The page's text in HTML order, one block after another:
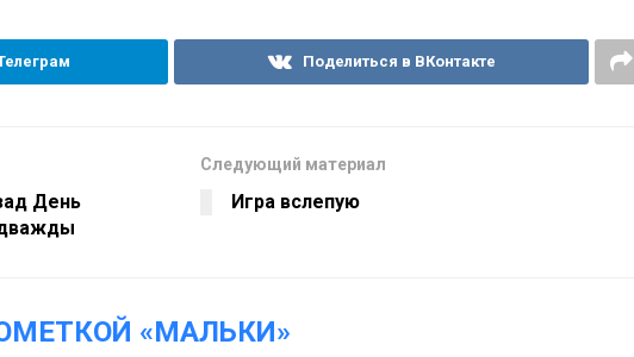
Поделиться в ВКонтакте
День
Следующий материал
Игра вслепую
«МАЛЬКИ»